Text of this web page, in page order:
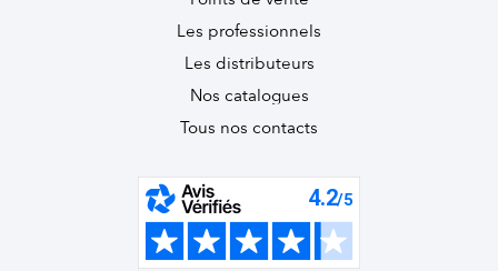
Les professionnels
Les distributeurs
Nos catalogues
Tous nos contacts